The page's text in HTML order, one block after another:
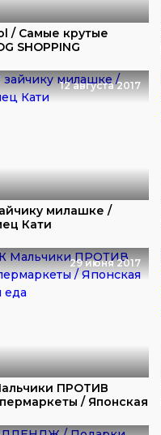
/ Самые крутые
SHOPPING
12 августа 2017
милашке /
Кати
29 июня 2017
ПРОТИВ
/ Японская